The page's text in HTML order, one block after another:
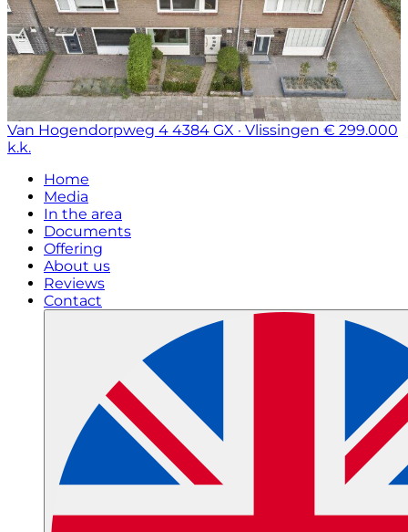
Van Hogendorpweg 4 4384 GX · Vlissingen € 299.000
k.k.
Home
Media
In the area
Documents
Offering
About us
Reviews
Contact